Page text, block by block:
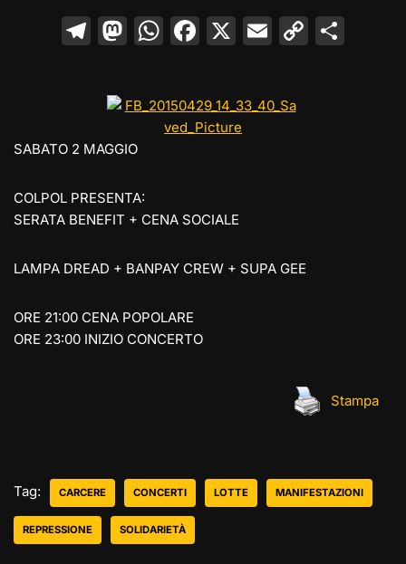
T
e
gr
a
M
o
d
n
W
s
A
F
e
b
k
X E
l
C
SABATO 2 MAGGIO
COLPOL PRESENTA:
SERATA BENEFIT + CENA SOCIALE
LAMPA DREAD + BANPAY CREW + SUPA GEE
ORE 21:00 CENA POPOLARE
ORE 23:00 INIZIO CONCERTO
Stampa
Tag: CARCERE CONCERTI LOTTE MANIFESTAZIONI
REPRESSIONE SOLIDARIETÀ